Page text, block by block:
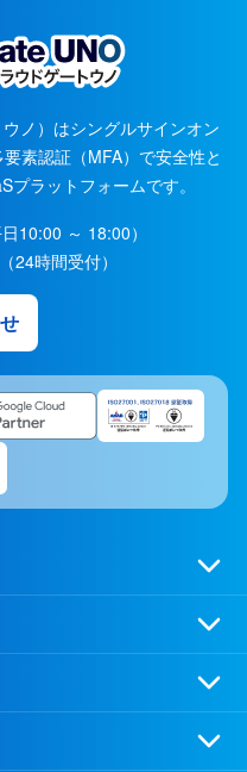
ノ）はシングルサインオン
素認証（MFA）で安全性と
ラットフォームです。
日10:00 ～ 18:00）
（24時間受付）